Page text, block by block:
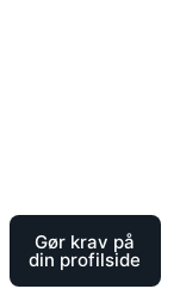
Gør krav på
din profilside